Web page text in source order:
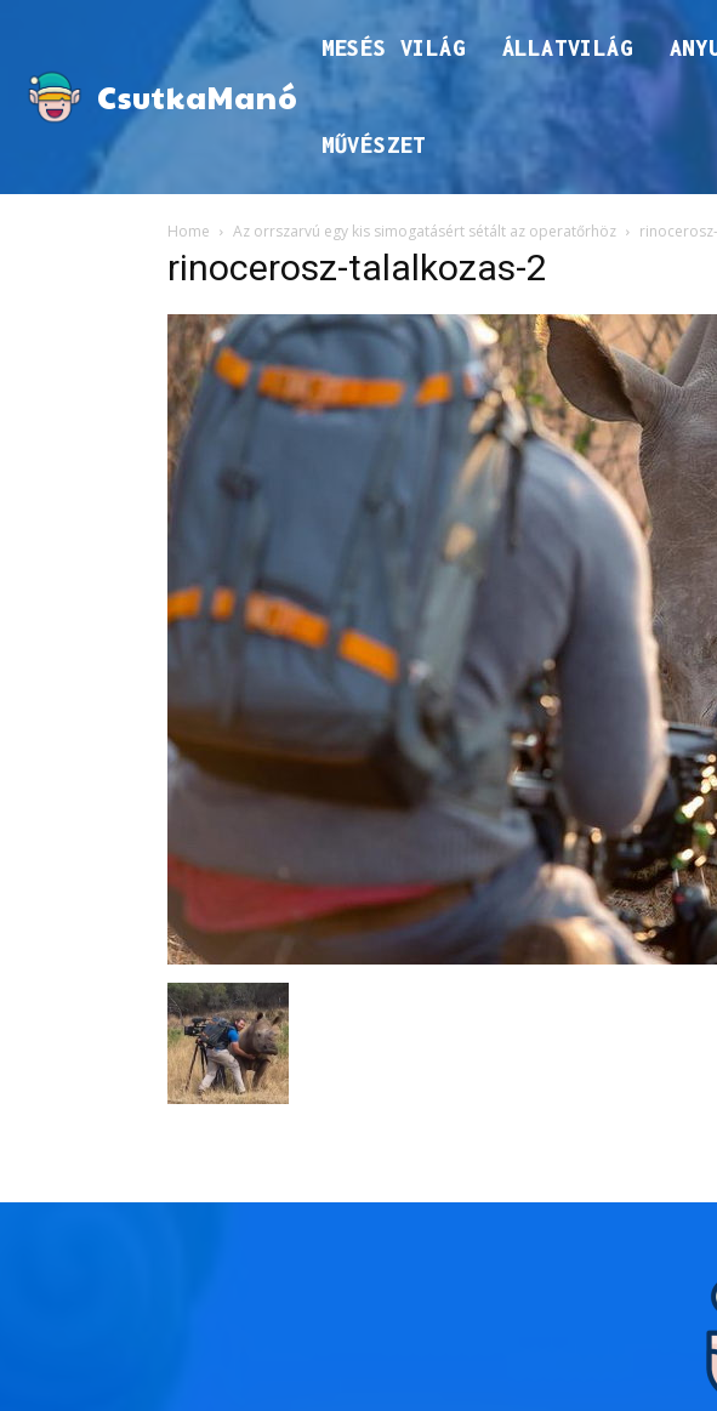
CsutkaManó
MESÉS VILÁG ÁLLATVILÁG
MŰVÉSZET
Home Az orrszarvú egy kis simogatásért sétált az operatőrhöz
rinocerosz-talalkozas-2